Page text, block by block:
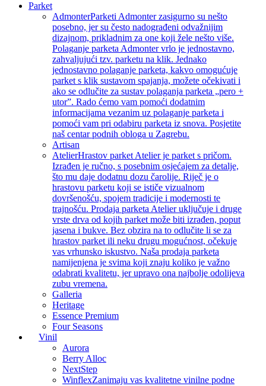
Parket
AdmonterParketi Admonter zasigurno su nešto
posebno, jer su često nadograđeni odvažnijim
dizajnom, prikladnim za one koji žele nešto više.
Polaganje parketa Admonter vrlo je jednostavno,
zahvaljujući tzv. parketu na klik. Jednako
jednostavno polaganje parketa, kakvo omogućuje
parket s klik sustavom spajanja, možete očekivati i
ako se odlučite za sustav polaganja parketa „pero +
utor”. Rado ćemo vam pomoći dodatnim
informacijama vezanim uz polaganje parketa i
pomoći vam pri odabiru parketa iz snova. Posjetite
naš centar podnih obloga u Zagrebu.
Artisan
AtelierHrastov parket Atelier je parket s pričom.
Izrađen je ručno, s posebnim osjećajem za detalje,
što mu daje dodatnu dozu čarolije. Riječ je o
hrastovu parketu koji se ističe vizualnom
dovršenošću, spojem tradicije i modernosti te
trajnošću. Prodaja parketa Atelier uključuje i druge
vrste drva od kojih parket može biti izrađen, poput
jasena i bukve. Bez obzira na to odlučite li se za
hrastov parket ili neku drugu mogućnost, očekuje
vas vrhunsko iskustvo. Naša prodaja parketa
namijenjena je svima koji znaju koliko je važno
odabrati kvalitetu, jer upravo ona najbolje odolijeva
zubu vremena.
Galleria
Heritage
Essence Premium
Four Seasons
Vinil
Aurora
Berry Alloc
NextStep
WinflexZanimaju vas kvalitetne vinilne podne